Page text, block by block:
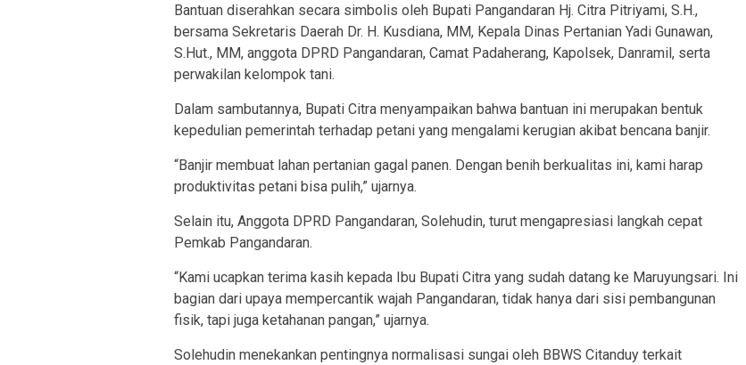
Bantuan diserahkan secara simbolis oleh Bupati Pangandaran Hj. Citra Pitriyami, S.H.,
bersama Sekretaris Daerah Dr. H. Kusdiana, MM, Kepala Dinas Pertanian Yadi Gunawan,
S.Hut., MM, anggota DPRD Pangandaran, Camat Padaherang, Kapolsek, Danramil, serta
perwakilan kelompok tani.
Dalam sambutannya, Bupati Citra menyampaikan bahwa bantuan ini merupakan bentuk
kepedulian pemerintah terhadap petani yang mengalami kerugian akibat bencana banjir.
“Banjir membuat lahan pertanian gagal panen. Dengan benih berkualitas ini, kami harap
produktivitas petani bisa pulih,” ujarnya.
Selain itu, Anggota DPRD Pangandaran, Solehudin, turut mengapresiasi langkah cepat
Pemkab Pangandaran.
“Kami ucapkan terima kasih kepada Ibu Bupati Citra yang sudah datang ke Maruyungsari. Ini
bagian dari upaya mempercantik wajah Pangandaran, tidak hanya dari sisi pembangunan
fisik, tapi juga ketahanan pangan,” ujarnya.
Solehudin menekankan pentingnya normalisasi sungai oleh BBWS Citanduy terkait